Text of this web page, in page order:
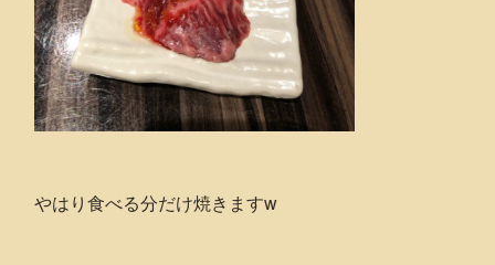
やはり食べる分だけ焼きますw